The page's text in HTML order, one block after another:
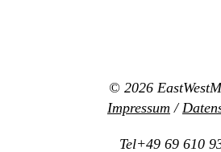
© 2026
Impressum /
Tel+49 69 610